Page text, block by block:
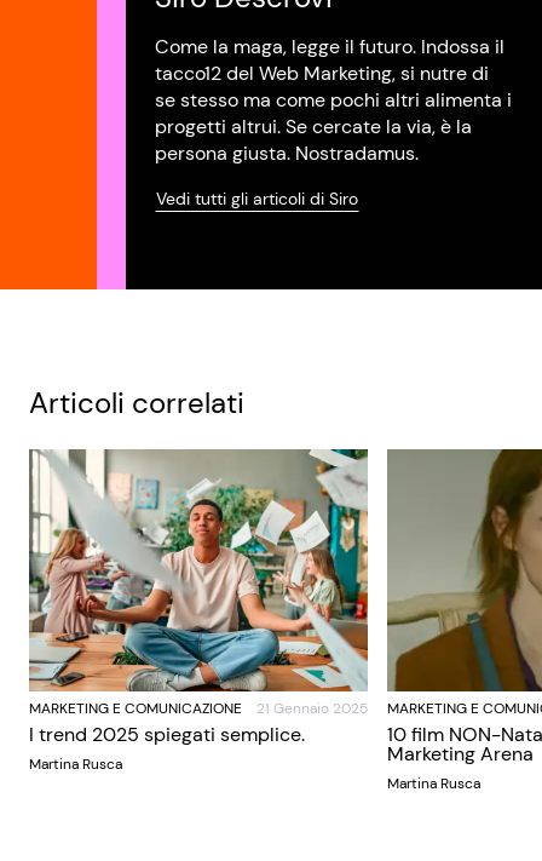
Come la maga, legge il futuro. Indossa il
tacco12 del Web Marketing, si nutre di
se stesso ma come pochi altri alimenta i
progetti altrui. Se cercate la via, è la
persona giusta. Nostradamus.
Vedi tutti gli articoli di Siro
Articoli correlati
MARKETING E COMUNICAZIONE 21 Gennaio 2025
I trend 2025 spiegati semplice.
Martina Rusca
MARKETING E
10 film NON-
Marketing Arena
Martina Rusca